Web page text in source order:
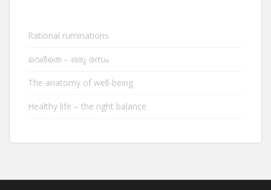
Rational ruminations
വെർതെ – ഒരു രസം
The anatomy of well-being
Healthy life – the right balance